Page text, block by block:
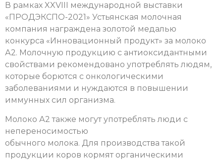
В рамках XXVIII международной выставки
«ПРОДЭКСПО-2021» Устьянская молочная
компания награждена золотой медалью
конкурса «Инновационный продукт» за молоко
А2. Молочную продукцию с антиоксидантными
свойствами рекомендовано употреблять людям,
которые борются с онкологическими
заболеваниями и нуждаются в повышении
иммунных сил организма.
Молоко А2 также могут употреблять люди с
непереносимостью
обычного молока. Для производства такой
продукции коров кормят органическими